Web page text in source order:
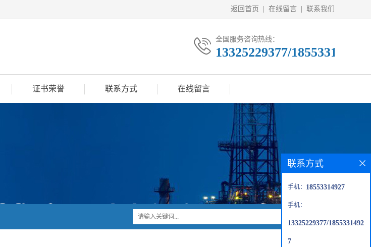
返回首页 在线留言 联系我们
全国服务咨询热线：
13325229377/18553314927
证书荣誉 联系方式 在线留言
联系方式
手机： 18553314927
手机：
13325229377/1855331492
7